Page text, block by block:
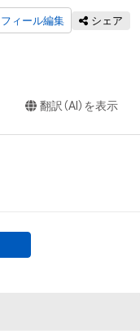
ィール編集 シェア
翻訳（AI）を表示